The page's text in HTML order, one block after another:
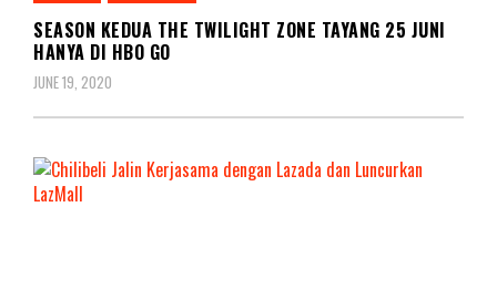
SEASON KEDUA THE TWILIGHT ZONE TAYANG 25 JUNI
HANYA DI HBO GO
JUNE 19, 2020